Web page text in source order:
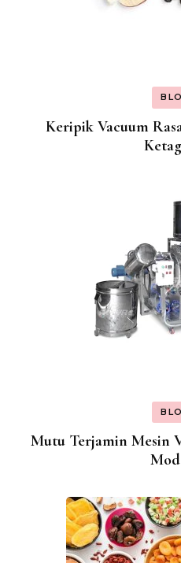
Keripik Vacuum
Mutu Terjamin Mesin